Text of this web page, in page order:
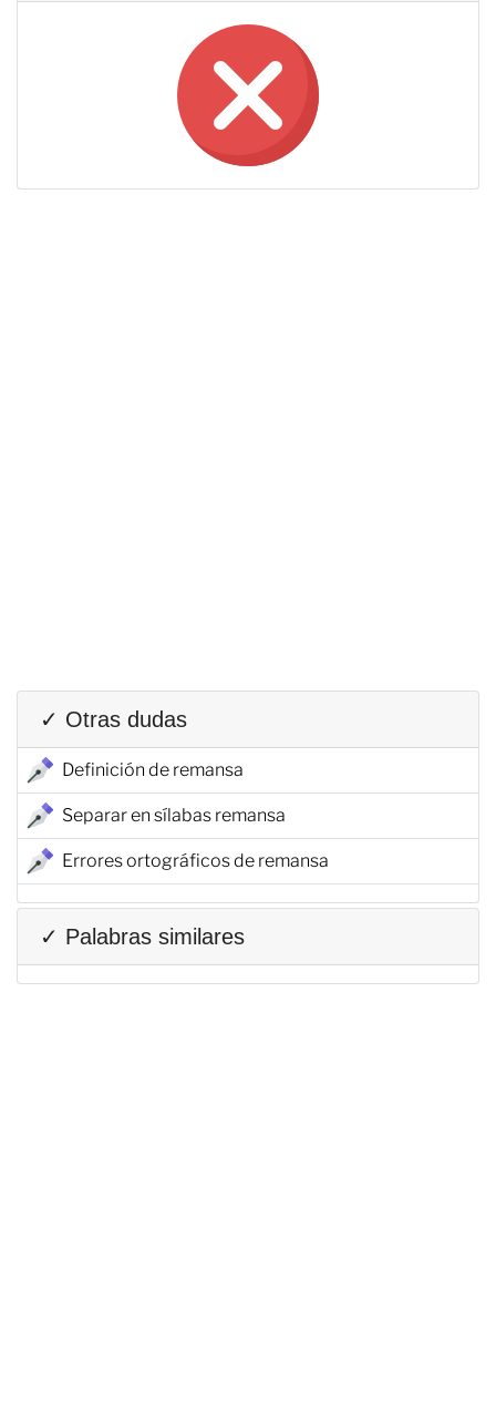
✓ Otras dudas
Definición de remansa
Separar en sílabas remansa
Errores ortográficos de remansa
✓ Palabras similares